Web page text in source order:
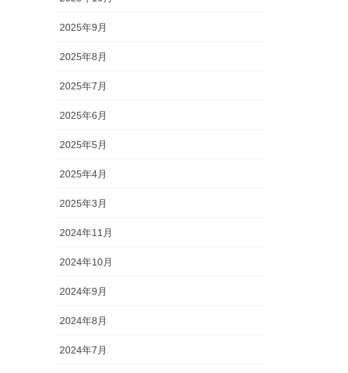
2025年9月
2025年8月
2025年7月
2025年6月
2025年5月
2025年4月
2025年3月
2024年11月
2024年10月
2024年9月
2024年8月
2024年7月